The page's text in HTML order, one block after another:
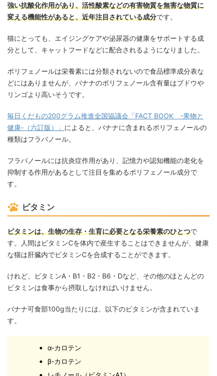
強い抗酸化作用があり、活性酸素などの有害物質を無害な物質に
変える機能性があると、近年注目されている成分です。
猫にとっても、エイジングケアや泌尿器の健康をサポートする成
分として、キャットフードなどに配合されるようになりました。
ポリフェノールは栄養素には分類されないので食品標準成分表な
どにはありませんが、バナナのポリフェノール含有量はブドウや
リンゴより高いそうです。
毎日くだもの200グラム推進全国協議会「FACT BOOK -果物と
健康-（六訂版）」 によると、バナナに含まれるポリフェノールの
種類はフラバノール。
フラバノールには抗炎症作用があり、記憶力や認知機能の老化を
抑制する作用があるとして注目を集めるポリフェノール成分で
す。
ビタミン
ビタミンは、生物の生存・生育に必要となる栄養素のひとつで
す。人間はビタミンCを体内で産生することはできませんが、健康
な猫は肝臓内でビタミンCを合成することができます。
けれど、ビタミンA・B1・B2・B6・Dなど、その他のほとんどの
ビタミンは食事から摂取しなければいけません。
バナナ可食部100g当たりには、以下のビタミンが含まれていま
す。
α-カロテン
β-カロテン